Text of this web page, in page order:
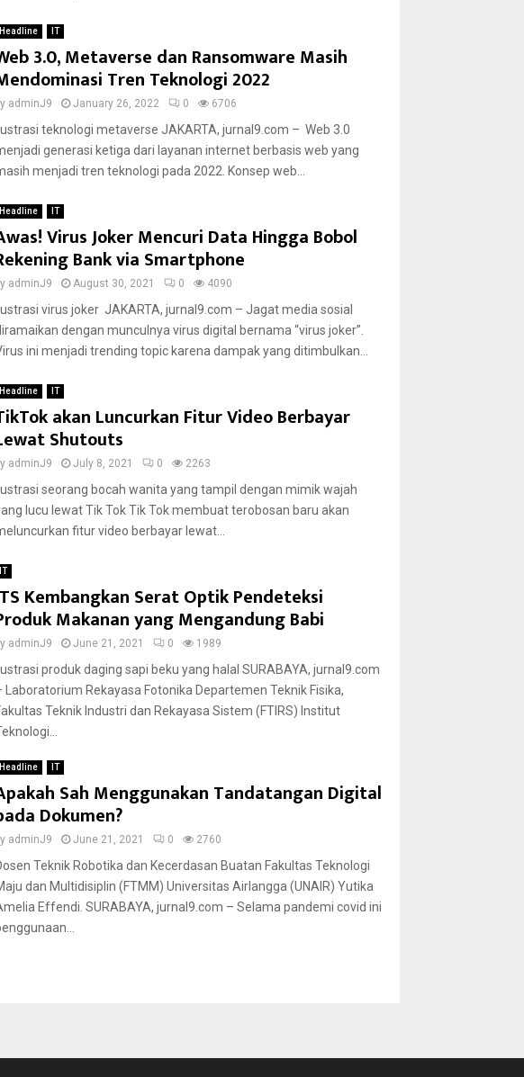
Headline IT
3.0, Metaverse dan Ransomware Masih
Tren Teknologi 2022
adminJ9 January 26, 2022 0 6706
teknologi metaverse JAKARTA, jurnal9.com – Web 3.0
generasi ketiga dari layanan internet berbasis web yang
menjadi tren teknologi pada 2022. Konsep web...
Headline IT
Virus Joker Mencuri Data Hingga Bobol
Bank via Smartphone
adminJ9 August 30, 2021 0 4090
virus joker JAKARTA, jurnal9.com – Jagat media sosial
dengan munculnya virus digital bernama “virus joker”.
ini menjadi trending topic karena dampak yang ditimbulkan...
Headline IT
akan Luncurkan Fitur Video Berbayar
Shutouts
adminJ9 July 8, 2021 0 2263
seorang bocah wanita yang tampil dengan mimik wajah
lucu lewat Tik Tok Tik Tok membuat terobosan baru akan
fitur video berbayar lewat...
IT
Kembangkan Serat Optik Pendeteksi
Makanan yang Mengandung Babi
adminJ9 June 21, 2021 0 1989
produk daging sapi beku yang halal SURABAYA, jurnal9.com
Laboratorium Rekayasa Fotonika Departemen Teknik Fisika,
Teknik Industri dan Rekayasa Sistem (FTIRS) Institut
Headline IT
Sah Menggunakan Tandatangan Digital
Dokumen?
adminJ9 June 21, 2021 0 2760
Teknik Robotika dan Kecerdasan Buatan Fakultas Teknologi
dan Multidisiplin (FTMM) Universitas Airlangga (UNAIR) Yutika
Effendi. SURABAYA, jurnal9.com – Selama pandemi covid ini